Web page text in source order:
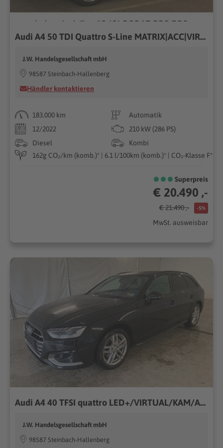
Audi A4 50 TDI Quattro S-Line MATRIX|ACC|VIRTUA
J.W. Handelsgesellschaft mbH
98587 Steinbach-Hallenberg
Händler kontaktieren
183.000 km
Automatik
12/2022
210 kW (286 PS)
Diesel
Kombi
162g CO₂/km (komb.)* | 6.1 l/100km (komb.)* | CO₂-Klasse F*
Superpreis
€ 20.490 ,-
€ 21.490 ,- -5%
MwSt. ausweisbar
Audi A4 40 TFSI quattro LED+/VIRTUAL/KAM/AHK
J.W. Handelsgesellschaft mbH
98587 Steinbach-Hallenberg